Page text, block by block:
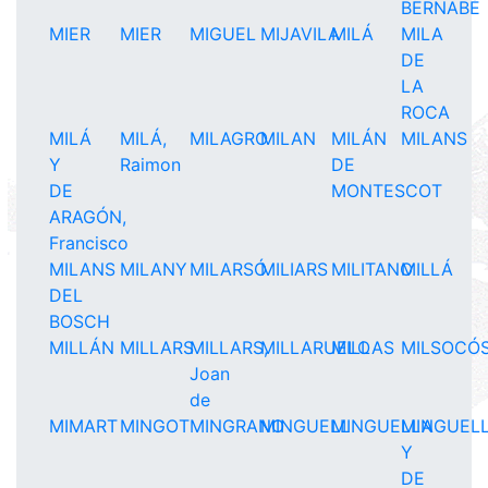
BERNABÉ
MIER
MIER MIGUEL MIJAVILAMILÁ
MILA
DE
LA
ROCA
MILÁ
Y
DE
ARAGÓN,
Francisco
MILÁ,
Raimon
MILAGROMILAN
MILÁN
DE
MONTESCOT
MILANS
MILANS
DEL
BOSCH
MILANY MILARSÓMILIARS MILITANOMILLÁ
MILLÁN MILLARSMILLARS,
Joan
de
MILLARUELO
MILLAS
MIMARTMINGOTMINGRANOMINGUELLMINGUELLA
Y
DE